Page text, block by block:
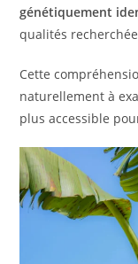
génétiquement
qualités
Cette
naturellement à
plus accessible